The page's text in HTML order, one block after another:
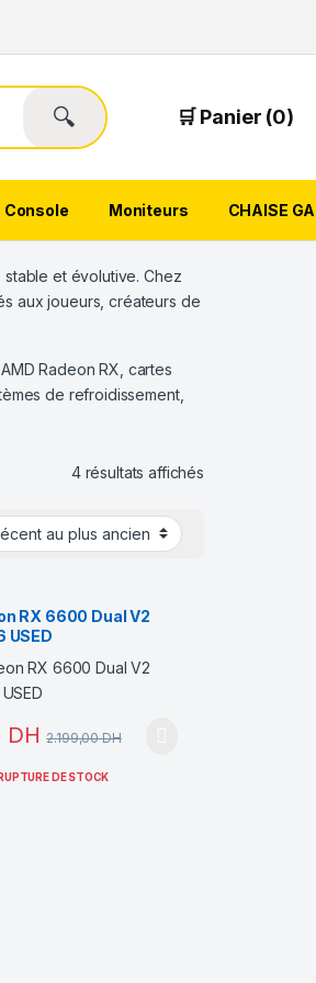
🔍 🛒 Panier (0)
Console Moniteurs CHAISE
et évolutive. Chez
aux joueurs, créateurs de
Radeon RX, cartes
de refroidissement,
4 résultats affichés
RX 6600 Dual V2
USED
DH 2.199,00DH
RUPTURE DE STOCK